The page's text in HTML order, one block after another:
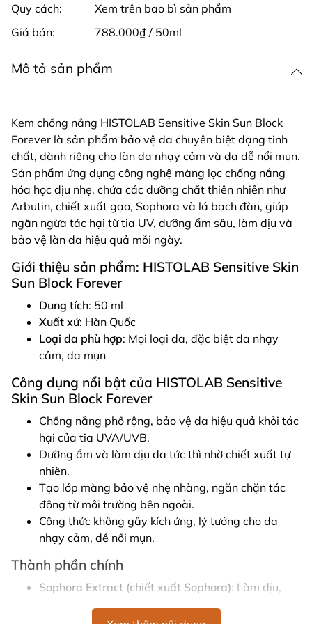
Quy cách:
Xem trên bao bì sản phẩm
Giá bán:
788.000₫ / 50ml
Mô tả sản phẩm
Kem chống nắng HISTOLAB Sensitive Skin Sun Block
Forever là sản phẩm bảo vệ da chuyên biệt dạng tinh
chất, dành riêng cho làn da nhạy cảm và da dễ nổi mụn.
Sản phẩm ứng dụng công nghệ màng lọc chống nắng
hóa học dịu nhẹ, chứa các dưỡng chất thiên nhiên như
Arbutin, chiết xuất gạo, Sophora và lá bạch đàn, giúp
ngăn ngừa tác hại từ tia UV, dưỡng ẩm sâu, làm dịu và
bảo vệ làn da hiệu quả mỗi ngày.
Giới thiệu sản phẩm: HISTOLAB Sensitive Skin
Sun Block Forever
Dung tích: 50 ml
Xuất xứ: Hàn Quốc
Loại da phù hợp: Mọi loại da, đặc biệt da nhạy
cảm, da mụn
Công dụng nổi bật của HISTOLAB Sensitive
Skin Sun Block Forever
Chống nắng phổ rộng, bảo vệ da hiệu quả khỏi tác
hại của tia UVA/UVB.
Dưỡng ẩm và làm dịu da tức thì nhờ chiết xuất tự
nhiên.
Tạo lớp màng bảo vệ nhẹ nhàng, ngăn chặn tác
động từ môi trường bên ngoài.
Công thức không gây kích ứng, lý tưởng cho da
nhạy cảm, dễ nổi mụn.
Thành phần chính
Sophora Extract (chiết xuất Sophora): Làm dịu,
Eucalyptus Globulus Leaf Extract (chiết xuất lá